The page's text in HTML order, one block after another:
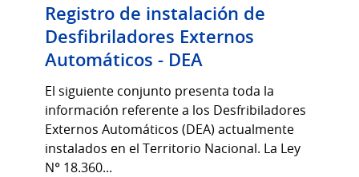
Registro de instalación de
Desfibriladores Externos
Automáticos - DEA
El siguiente conjunto presenta toda la
información referente a los Desfribiladores
Externos Automáticos (DEA) actualmente
instalados en el Territorio Nacional. La Ley
N° 18.360...